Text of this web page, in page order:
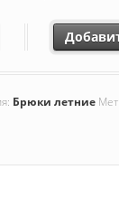
Брюки летние